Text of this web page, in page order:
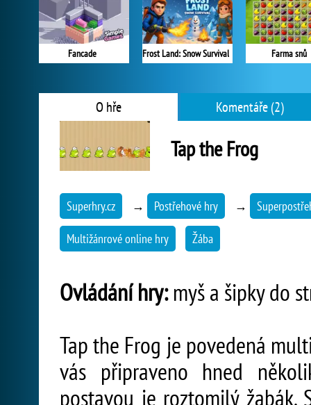
Fancade Frost Land: Snow Survival Farma snů
O hře Komentáře (2)
Tap the Frog
Superhry.cz → Postřehové hry →
Multižánrové online hry Žába
Ovládání hry:myš a šipky do
Tap the Frog je povedená
vás připraveno hned
postavou je roztomilý žabák.